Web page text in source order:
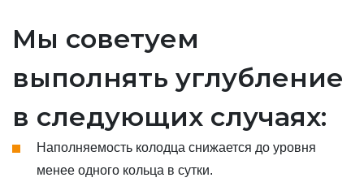
Мы советуем
выполнять углубление
в следующих случаях:
Наполняемость колодца снижается до уровня
менее одного кольца в сутки.